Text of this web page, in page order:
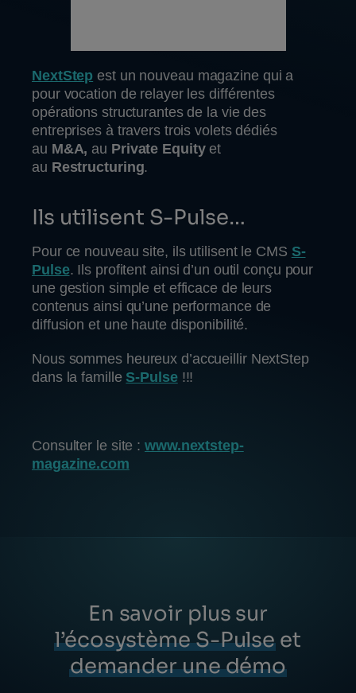
NextStep est un nouveau magazine qui a
pour vocation de relayer les différentes
opérations structurantes de la vie des
entreprises à travers trois volets dédiés
au M&A, au Private Equityet
au Restructuring.
Ils utilisent S-Pulse…
Pour ce nouveau site, ils utilisent le CMS S-
Pulse. Ils profitent ainsi d’un outil conçu pour
une gestion simple et efficace de leurs
contenus ainsi qu’une performance de
diffusion et une haute disponibilité.
Nous sommes heureux d’accueillir NextStep
dans la famille S-Pulse!!!
Consulter le site : www.nextstep-
magazine.com
En savoir plus sur
l’écosystème S-Pulseet
demander une démo